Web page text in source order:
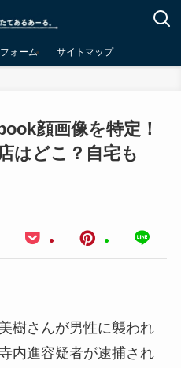
ォーム サイトマップ
顔画像を特定！
はどこ？自宅も
樹さんが男性に襲われ
内進容疑者が逮捕され